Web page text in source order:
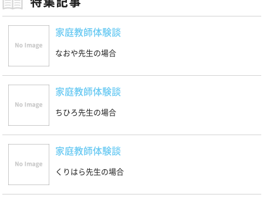
家庭教師体験談
なおや先生の場合
家庭教師体験談
ちひろ先生の場合
家庭教師体験談
くりはら先生の場合